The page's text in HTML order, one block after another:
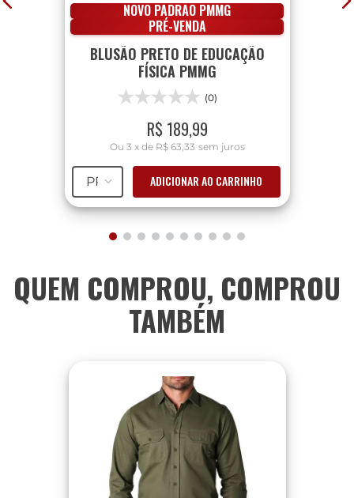
NOVO PADRÃO PMMG
PRÉ-VENDA
BLUSÃO PRETO DE EDUCAÇÃO
FÍSICA PMMG
(0)
R$ 189,99
Ou 3 xde R$ 63,33 sem juros
PP ADICIONAR AO CARRINHO
QUEM COMPROU, COMPROU
TAMBÉM